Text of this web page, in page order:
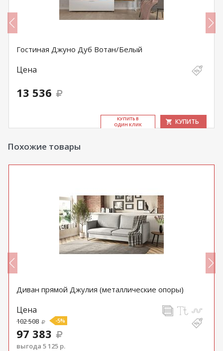
Гостиная Джуно Дуб Вотан/Белый
Цена
13 536
КУ­ПИТЬ В
ОДИН КЛИК
КУПИТЬ
Похожие товары
Диван прямой Джулия (металлические опоры)
Цена
102 508 -5%
97 383
выгода 5 125 р.